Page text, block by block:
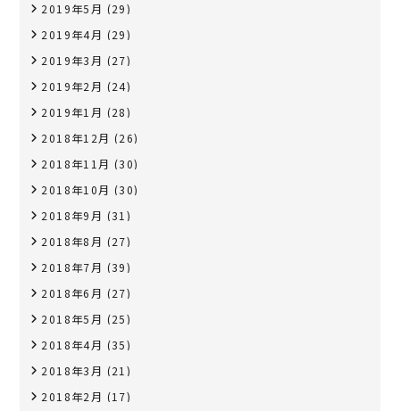
2019年5月 (29)
2019年4月 (29)
2019年3月 (27)
2019年2月 (24)
2019年1月 (28)
2018年12月 (26)
2018年11月 (30)
2018年10月 (30)
2018年9月 (31)
2018年8月 (27)
2018年7月 (39)
2018年6月 (27)
2018年5月 (25)
2018年4月 (35)
2018年3月 (21)
2018年2月 (17)